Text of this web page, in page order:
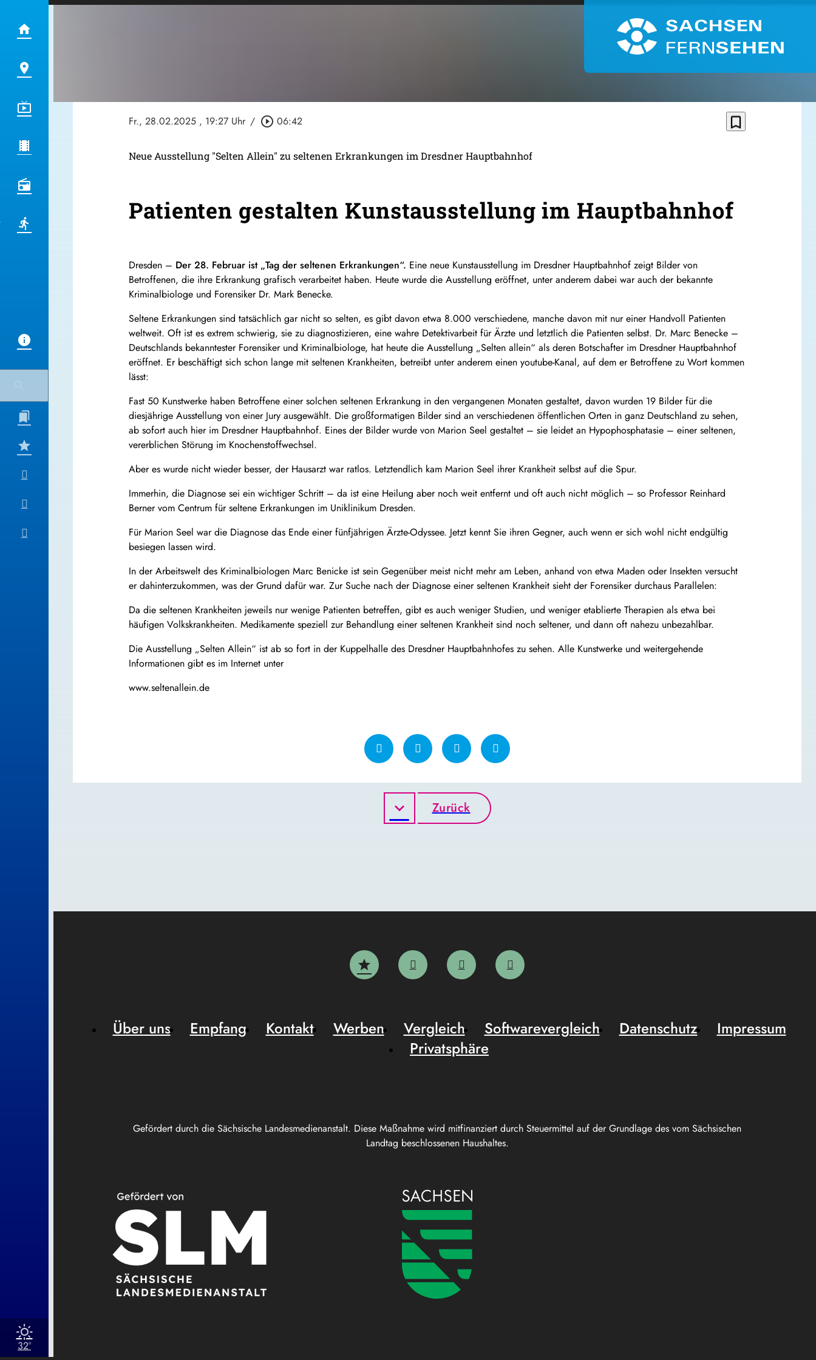
32°
Fr., 28.02.2025 , 19:27 Uhr / play_circle_outline 06:42 bookmark_border
Neue Ausstellung "Selten Allein" zu seltenen Erkrankungen im Dresdner Hauptbahnhof
Patienten gestalten Kunstausstellung im Hauptbahnhof
Dresden – Der 28. Februar ist „Tag der seltenen Erkrankungen“. Eine neue Kunstausstellung im Dresdner Hauptbahnhof zeigt Bilder von
Betroffenen, die ihre Erkrankung grafisch verarbeitet haben. Heute wurde die Ausstellung eröffnet, unter anderem dabei war auch der bekannte
Kriminalbiologe und Forensiker Dr. Mark Benecke.
Seltene Erkrankungen sind tatsächlich gar nicht so selten, es gibt davon etwa 8.000 verschiedene, manche davon mit nur einer Handvoll Patienten
weltweit. Oft ist es extrem schwierig, sie zu diagnostizieren, eine wahre Detektivarbeit für Ärzte und letztlich die Patienten selbst. Dr. Marc Benecke –
Deutschlands bekanntester Forensiker und Kriminalbiologe, hat heute die Ausstellung „Selten allein“ als deren Botschafter im Dresdner Hauptbahnhof
eröffnet. Er beschäftigt sich schon lange mit seltenen Krankheiten, betreibt unter anderem einen youtube-Kanal, auf dem er Betroffene zu Wort kommen
lässt:
Fast 50 Kunstwerke haben Betroffene einer solchen seltenen Erkrankung in den vergangenen Monaten gestaltet, davon wurden 19 Bilder für die
diesjährige Ausstellung von einer Jury ausgewählt. Die großformatigen Bilder sind an verschiedenen öffentlichen Orten in ganz Deutschland zu sehen,
ab sofort auch hier im Dresdner Hauptbahnhof. Eines der Bilder wurde von Marion Seel gestaltet – sie leidet an Hypophosphatasie – einer seltenen,
vererblichen Störung im Knochenstoffwechsel.
Aber es wurde nicht wieder besser, der Hausarzt war ratlos. Letztendlich kam Marion Seel ihrer Krankheit selbst auf die Spur.
Immerhin, die Diagnose sei ein wichtiger Schritt – da ist eine Heilung aber noch weit entfernt und oft auch nicht möglich – so Professor Reinhard
Berner vom Centrum für seltene Erkrankungen im Uniklinikum Dresden.
Für Marion Seel war die Diagnose das Ende einer fünfjährigen Ärzte-Odyssee. Jetzt kennt Sie ihren Gegner, auch wenn er sich wohl nicht endgültig
besiegen lassen wird.
In der Arbeitswelt des Kriminalbiologen Marc Benicke ist sein Gegenüber meist nicht mehr am Leben, anhand von etwa Maden oder Insekten versucht
er dahinterzukommen, was der Grund dafür war. Zur Suche nach der Diagnose einer seltenen Krankheit sieht der Forensiker durchaus Parallelen:
Da die seltenen Krankheiten jeweils nur wenige Patienten betreffen, gibt es auch weniger Studien, und weniger etablierte Therapien als etwa bei
häufigen Volkskrankheiten. Medikamente speziell zur Behandlung einer seltenen Krankheit sind noch seltener, und dann oft nahezu unbezahlbar.
Die Ausstellung „Selten Allein“ ist ab so fort in der Kuppelhalle des Dresdner Hauptbahnhofes zu sehen. Alle Kunstwerke und weitergehende
Informationen gibt es im Internet unter
www.seltenallein.de
Zurück
Gefördert durch die Sächsische Landesmedienanstalt. Diese Maßnahme wird mitfinanziert durch Steuermittel auf der Grundlage des vom Sächsischen
Landtag beschlossenen Haushaltes.
Über uns Empfang Kontakt Werben Vergleich Softwarevergleich Datenschutz
Impressum
Privatsphäre